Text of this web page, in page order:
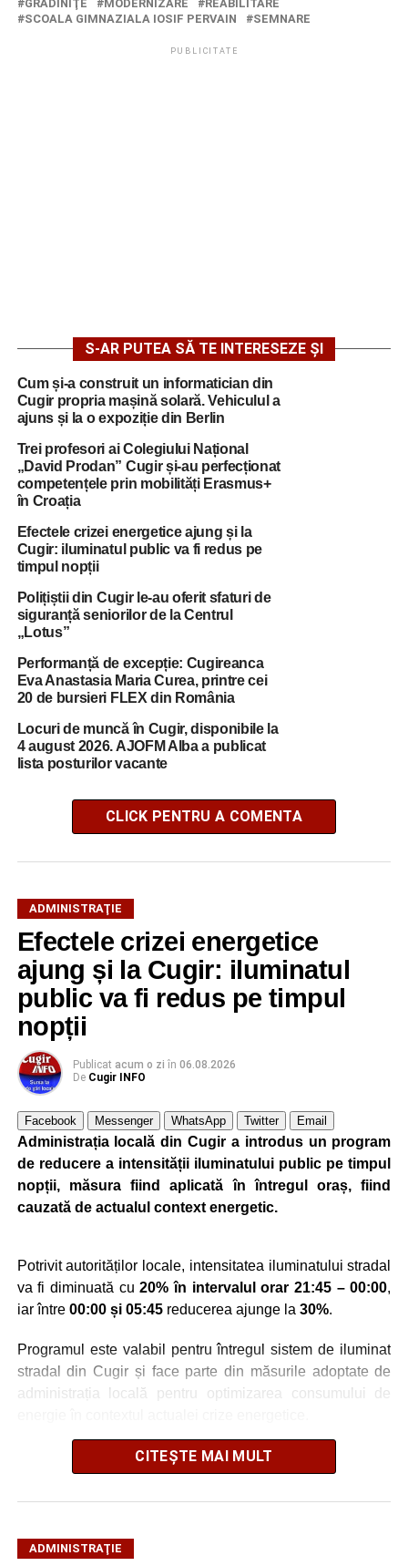
GRĂDINIŢE MODERNIZARE
REABILITARE
SCOALA GIMNAZIALA IOSIF PERVAIN
SEMNARE
PUBLICITATE
S-AR PUTEA SĂ TE INTERESEZE ȘI
Cum și-a construit un informatician din
Cugir propria mașină solară. Vehiculul a
ajuns și la o expoziție din Berlin
Trei profesori ai Colegiului Național
„David Prodan” Cugir și-au perfecționat
competențele prin mobilități Erasmus+
în Croația
Efectele crizei energetice ajung și la
Cugir: iluminatul public va fi redus pe
timpul nopții
Polițiștii din Cugir le-au oferit sfaturi de
siguranță seniorilor de la Centrul
„Lotus”
Performanță de excepție: Cugireanca
Eva Anastasia Maria Curea, printre cei
20 de bursieri FLEX din România
Locuri de muncă în Cugir, disponibile la
4 august 2026. AJOFM Alba a publicat
lista posturilor vacante
CLICK PENTRU A COMENTA
ADMINISTRAŢIE
Efectele crizei energetice
ajung și la Cugir: iluminatul
public va fi redus pe timpul
nopții
Publicat acum o zi în 06.08.2026
De Cugir INFO
Facebook Messenger WhatsApp Twitter Email
Administrația locală din Cugir a introdus un program
de reducere a intensității iluminatului public pe timpul
nopții, măsura fiind aplicată în întregul oraș, fiind
cauzată de actualul context energetic.
Potrivit autorităților locale, intensitatea iluminatului stradal
va fi diminuată cu20% în intervalul orar 21:45 – 00:00,
iar între 00:00 și 05:45reducerea ajunge la 30%.
Programul este valabil pentru întregul sistem de iluminat
stradal din Cugir și face parte din măsurile adoptate de
administrația locală pentru optimizarea consumului de
Autoritățile locale precizează că reducerea intensității
este realizată astfel încât să fie menținut un nivel adecvat
de iluminare pe timpul nopții.
CITEȘTE MAI MULT
ADMINISTRAŢIE